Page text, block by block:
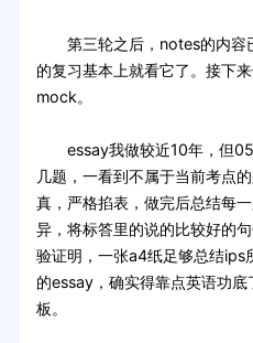
第三轮之后，notes的内容
的复习基本上就看它了。接下
mock。
essay我做较近10年，但
几题，一看到不属于当前考点
真，严格掐表，做完后总结每
异，将标答里的说的比较好的
验证明，一张a4纸足够总结ips
的essay，确实得靠点英语功
板。